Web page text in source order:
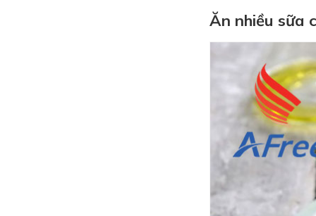
Ăn nhiều sữa